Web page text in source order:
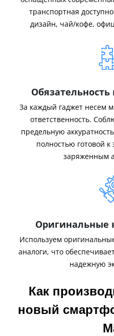
транспортная
дизайн, чай/кофе,
Обязательность
За каждый гаджет несем
ответственность.
предельную
полностью готовой к
заряженным
Оригинальные
Используем
аналоги, что
надежную
Как
новый